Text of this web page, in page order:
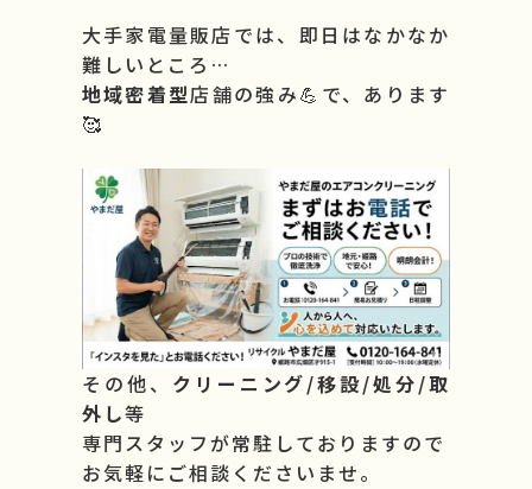
大手家電量販店では、即日はなかなか
難しいところ…
地域密着型店舗の強み💪で、あります
🥰
その他、 クリーニング/移設/処分/取
外し等
専門スタッフが常駐しておりますので
お気軽にご相談くださいませ。